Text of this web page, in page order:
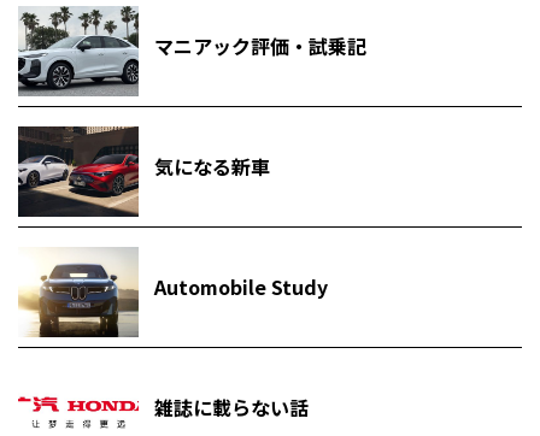
マニアック評価・試乗記
気になる新車
Automobile Study
雑誌に載らない話